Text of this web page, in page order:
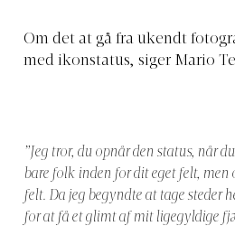
Om det at gå fra ukendt
med ikonstatus, siger Mario
”Jeg tror, du opnår den status, når
bare folk inden for dit eget felt,
felt. Da jeg begyndte at tage steder
for at få et glimt af mit ligegyldige